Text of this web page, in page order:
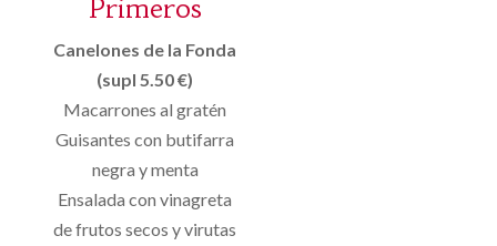
Primeros
Canelones de la Fonda
(supl 5.50 €)
Macarrones al gratén
Guisantes con butifarra
negra y menta
Ensalada con vinagreta
de frutos secos y virutas